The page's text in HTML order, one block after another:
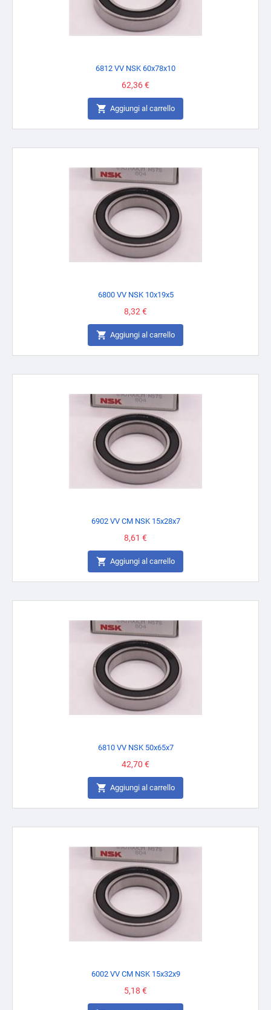
6812 VV NSK 60x78x10
Prezzo
62,36 €
 Aggiungi al carrello
6800 VV NSK 10x19x5
Prezzo
8,32 €
 Aggiungi al carrello
6902 VV CM NSK 15x28x7
Prezzo
8,61 €
 Aggiungi al carrello
6810 VV NSK 50x65x7
Prezzo
42,70 €
 Aggiungi al carrello
6002 VV CM NSK 15x32x9
Prezzo
5,18 €